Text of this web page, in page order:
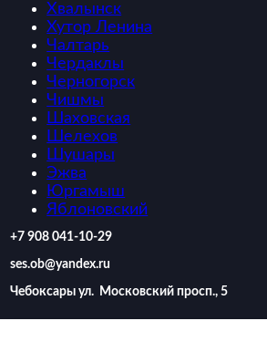
Хвалынск
Хутор Ленина
Чалтарь
Чердаклы
Черногорск
Чишмы
Шаховская
Шелехов
Шушары
Эжва
Юргамыш
Яблоновский
‪+7 908 041-10-29
ses.ob@yandex.ru
Чебоксары ул. Московский просп., 5